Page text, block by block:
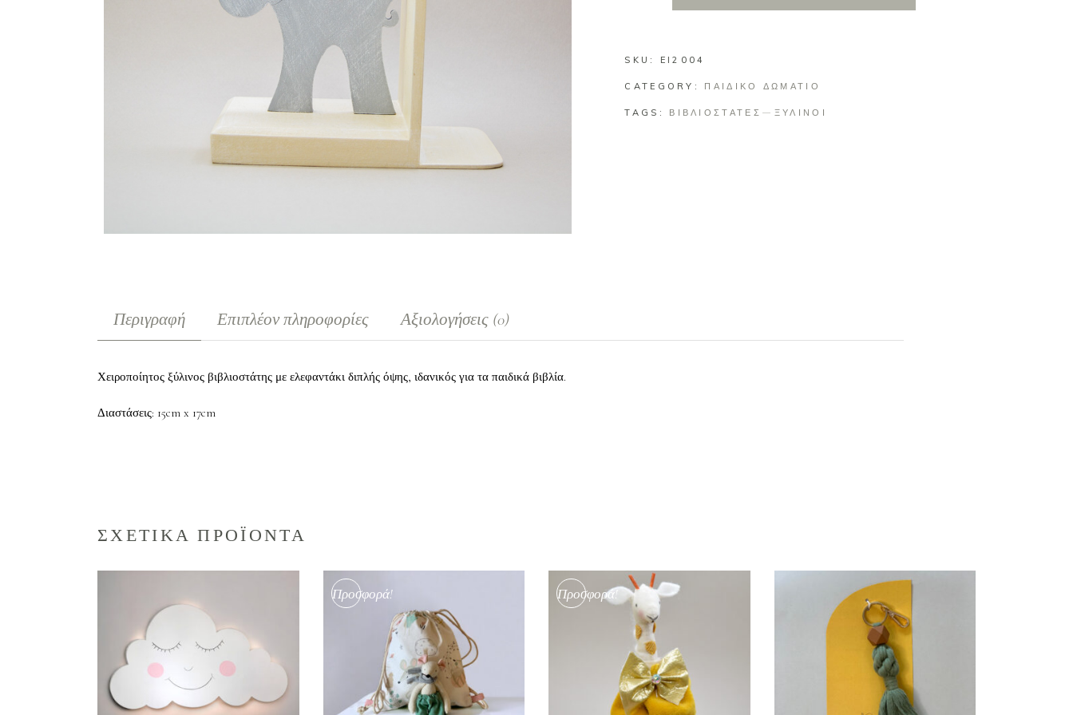
SKU: EI2004
CATEGORY: ΠΑΙΔΙΚΟ ΔΩΜΑΤΙΟ
TAGS: ΒΙΒΛΙΟΣΤΑΤΕΣ ΞΥΛΙΝΟΙ
Περιγραφή Επιπλέον πληροφορίες Αξιολογήσεις (0)
Χειροποίητος ξύλινος βιβλιοστάτης με ελεφαντάκι διπλής όψης, ιδανικός για τα παιδικά βιβλία.
Διαστάσεις: 15cm x 17cm
ΣΧΕΤΙΚΑ ΠΡΟΪΟΝΤΑ
Προσφορά! Προσφορά!